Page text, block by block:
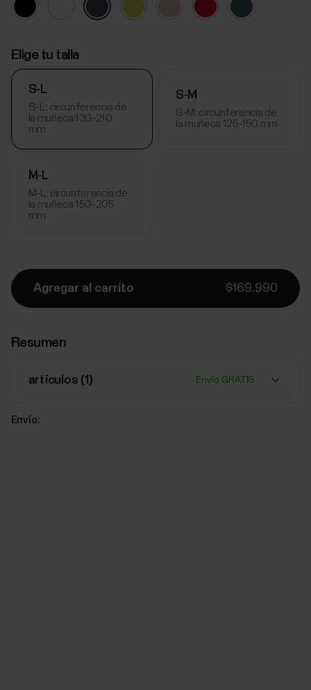
Elige tu talla
S-L
S-L: circunferencia de
la muñeca 130-210
mm
S-M
S-M: circunferencia de
la muñeca 125-150 mm
M-L
M-L: circunferencia de
la muñeca 150-205
mm
Agregar al carrito $169.990
Resumen
artículos (1 ) Envío GRATIS
Envío: